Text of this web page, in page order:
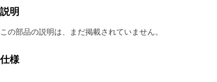
説明
この部品の説明は、まだ掲載されていません。
仕様